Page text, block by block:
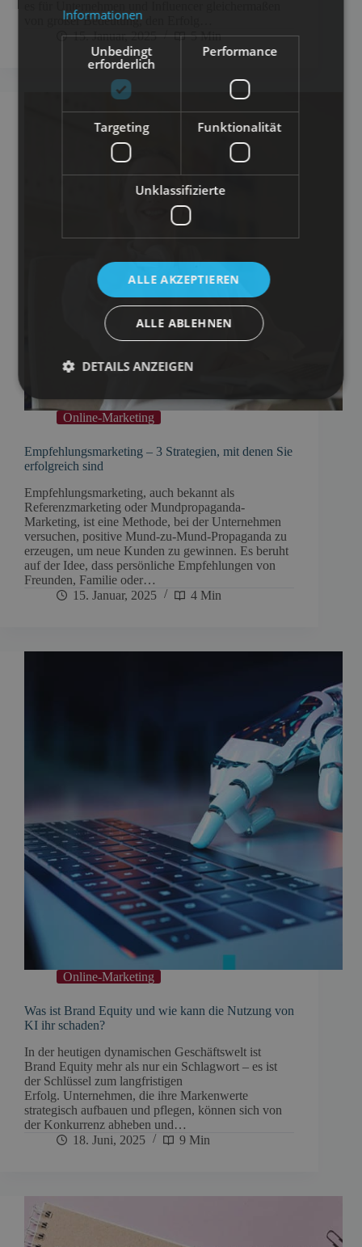
von großer Bedeutung, den Erfolg…
15. Januar, 2025
5 Min
Online-Marketing
Empfehlungsmarketing – 3 Strategien, mit denen Sie
erfolgreich sind
Empfehlungsmarketing, auch bekannt als
Referenzmarketing oder Mundpropaganda-
Marketing, ist eine Methode, bei der Unternehmen
versuchen, positive Mund-zu-Mund-Propaganda zu
erzeugen, um neue Kunden zu gewinnen. Es beruht
auf der Idee, dass persönliche Empfehlungen von
Freunden, Familie oder…
15. Januar, 2025
4 Min
Online-Marketing
Was ist Brand Equity und wie kann die Nutzung von
KI ihr schaden?
In der heutigen dynamischen Geschäftswelt ist
Brand Equity mehr als nur ein Schlagwort – es ist
der Schlüssel zum langfristigen
Erfolg. Unternehmen, die ihre Markenwerte
strategisch aufbauen und pflegen, können sich von
der Konkurrenz abheben und…
18. Juni, 2025
9 Min
Informationen
Unbedingt
erforderlich
Performance
Targeting Funktionalität
Unklassifizierte
ALLE AKZEPTIEREN
ALLE ABLEHNEN
DETAILS ANZEIGEN